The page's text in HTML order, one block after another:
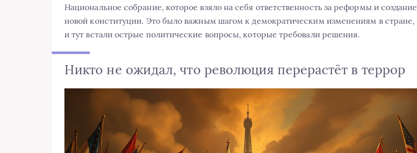
Национальное собрание, которое взяло на себя ответственность за реформы и создание
новой конституции. Это было важным шагом к демократическим изменениям в стране,
и тут встали острые политические вопросы, которые требовали решения.
Никто не ожидал, что революция перерастёт в террор